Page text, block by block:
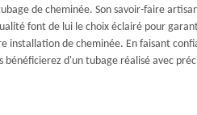
de cheminée. Son savoir-faire
font de lui le choix éclairé pour
installation de cheminée. En faisant
bénéficierez d'un tubage réalisé avec